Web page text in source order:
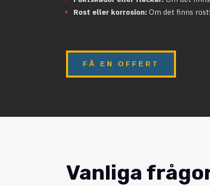
Rost eller korrosion: Om det finns
FÅ EN OFFERT
Vanliga